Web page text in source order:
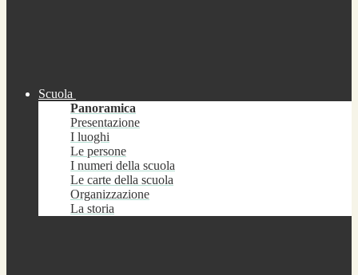
Scuola
Panoramica
Presentazione
I luoghi
Le persone
I numeri della scuola
Le carte della scuola
Organizzazione
La storia